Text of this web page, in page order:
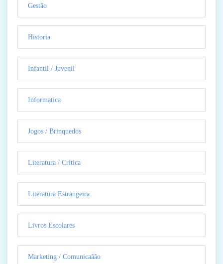
Gestão
Historia
Infantil / Juvenil
Informatica
Jogos / Brinquedos
Literatura / Critica
Literatura Estrangeira
Livros Escolares
Marketing / Comunicaãão